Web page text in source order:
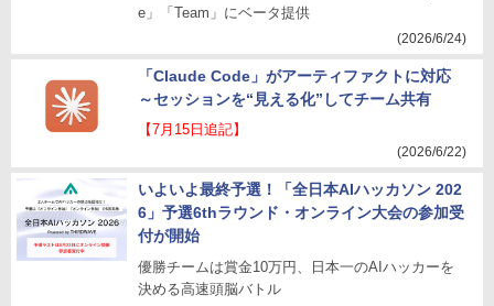
e」「Team」にベータ提供
(2026/6/24)
「Claude Code」がアーティファクトに対応
～セッションを“見える化”してチーム共有
【7月15日追記】
(2026/6/22)
いよいよ最終予選！「全日本AIハッカソン 202
6」予選6thラウンド・オンライン大会の参加受
付が開始
優勝チームは賞金10万円、日本一のAIハッカーを
決める高速頭脳バトル